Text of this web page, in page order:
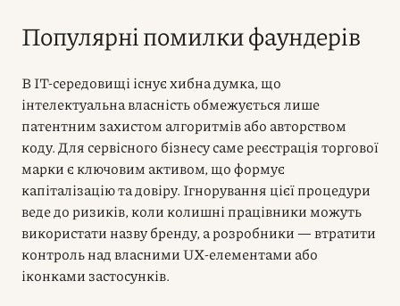
Популярні помилки фаундерів
В IT-середовищі існує хибна думка, що
інтелектуальна власність обмежується лише
патентним захистом алгоритмів або авторством
коду. Для сервісного бізнесу саме реєстрація торгової
марки є ключовим активом, що формує
капіталізацію та довіру. Ігнорування цієї процедури
веде до ризиків, коли колишні працівники можуть
використати назву бренду, а розробники — втратити
контроль над власними UX-елементами або
іконками застосунків.